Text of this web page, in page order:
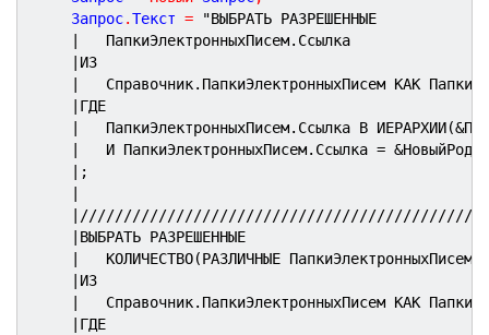
	Запрос
.Текст =
"ВЫБРАТЬ РАЗРЕШЕННЫЕ
|	ПапкиЭлектронныхПисем.Ссылка
|ИЗ
|	Справочник.ПапкиЭлектронныхПисем КАК
|ГДЕ
|	ПапкиЭлектронныхПисем.Ссылка В
|	И ПапкиЭлектронныхПисем.Ссылка =
|;
|
|ВЫБРАТЬ РАЗРЕШЕННЫЕ
|	КОЛИЧЕСТВО(РАЗЛИЧНЫЕ
|ИЗ
|	Справочник.ПапкиЭлектронныхПисем КАК
|ГДЕ